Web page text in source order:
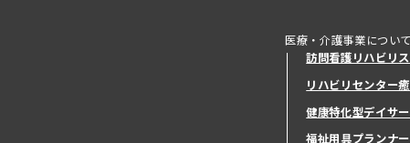
医療・介護事業について
訪問看護リハビリ
リハビリセンター
健康特化型デイサ
健康特化型デイサー
福祉用具プランナ